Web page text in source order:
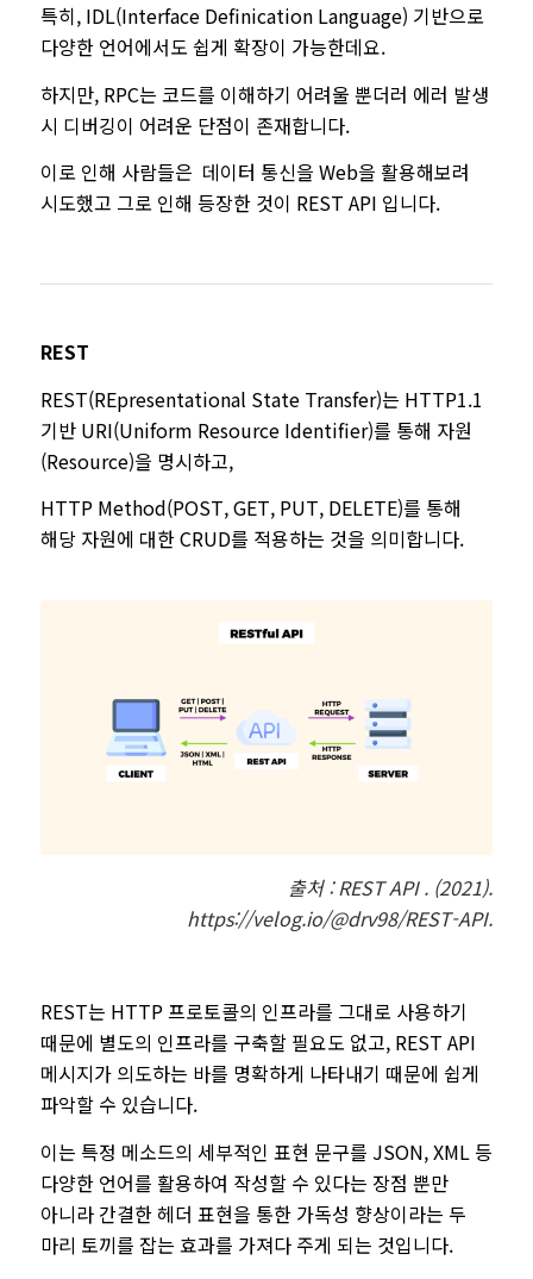
특히, IDL(Interface Definication Language) 기반으로
다양한 언어에서도 쉽게 확장이 가능한데요.
하지만, RPC는 코드를 이해하기 어려울 뿐더러 에러 발생
시 디버깅이 어려운 단점이 존재합니다.
이로 인해 사람들은 데이터 통신을 Web을 활용해보려
시도했고 그로 인해 등장한 것이 REST API 입니다.
REST
REST(REpresentational State Transfer)는 HTTP1.1
기반 URI(Uniform Resource Identifier)를 통해 자원
(Resource)을 명시하고,
HTTP Method(POST, GET, PUT, DELETE)를 통해
해당 자원에 대한 CRUD를 적용하는 것을 의미합니다.
출처 :REST API . (2021).
https://velog.io/@drv98/REST-API.
REST는 HTTP 프로토콜의 인프라를 그대로 사용하기
때문에 별도의 인프라를 구축할 필요도 없고, REST API
메시지가 의도하는 바를 명확하게 나타내기 때문에 쉽게
파악할 수 있습니다.
이는 특정 메소드의 세부적인 표현 문구를 JSON, XML 등
다양한 언어를 활용하여 작성할 수 있다는 장점 뿐만
아니라 간결한 헤더 표현을 통한 가독성 향상이라는 두
마리 토끼를 잡는 효과를 가져다 주게 되는 것입니다.